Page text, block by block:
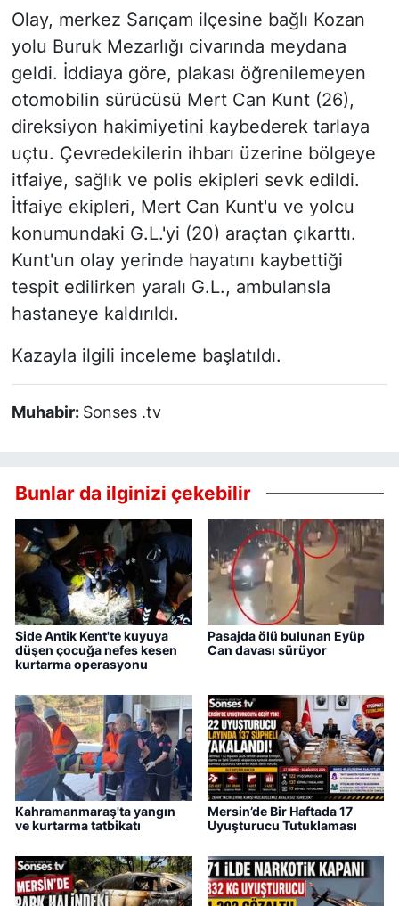
Olay, merkez Sarıçam ilçesine bağlı Kozan
yolu Buruk Mezarlığı civarında meydana
geldi. İddiaya göre, plakası öğrenilemeyen
otomobilin sürücüsü Mert Can Kunt (26),
direksiyon hakimiyetini kaybederek tarlaya
uçtu. Çevredekilerin ihbarı üzerine bölgeye
itfaiye, sağlık ve polis ekipleri sevk edildi.
İtfaiye ekipleri, Mert Can Kunt'u ve yolcu
konumundaki G.L.'yi (20) araçtan çıkarttı.
Kunt'un olay yerinde hayatını kaybettiği
tespit edilirken yaralı G.L., ambulansla
hastaneye kaldırıldı.
Kazayla ilgili inceleme başlatıldı.
Muhabir: Sonses .tv
Bunlar da ilginizi çekebilir
Side Antik Kent'te kuyuya
düşen çocuğa nefes kesen
kurtarma operasyonu
Pasajda ölü bulunan Eyüp
Can davası sürüyor
Kahramanmaraş'ta yangın
ve kurtarma tatbikatı
Mersin’de Bir Haftada 17
Uyuşturucu Tutuklaması